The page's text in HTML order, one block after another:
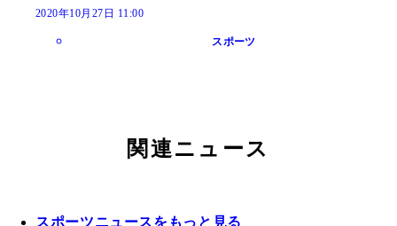
2020年10月27日 11:00
スポーツ
関連ニュース
スポーツニュースをもっと見る